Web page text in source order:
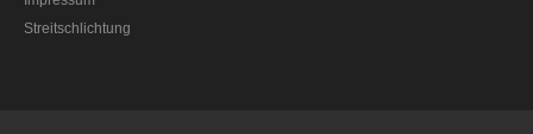
Streitschlichtung